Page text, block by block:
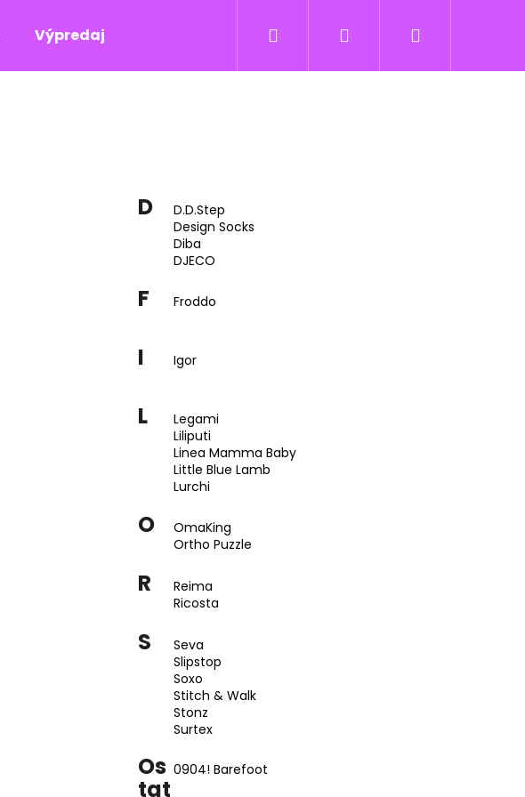
Výpredaj Hľadať Prihlásenie
D
D.D.Step
Design Socks
Diba
DJECO
F Froddo
I Igor
L
Legami
Liliputi
Linea Mamma Baby
Little Blue Lamb
Lurchi
O
OmaKing
Ortho Puzzle
R
Reima
Ricosta
S
Seva
Slipstop
Soxo
Stitch & Walk
Stonz
Surtex
Os
tat
0904! Barefoot